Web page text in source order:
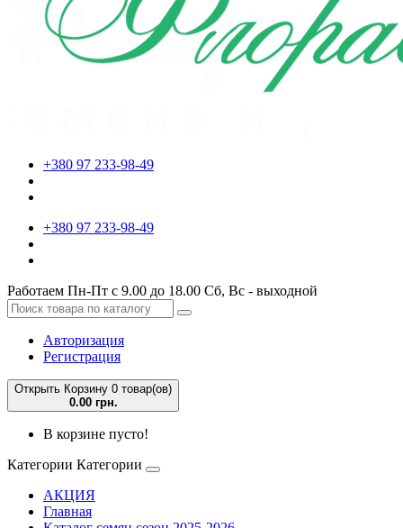
+380 97 233-98-49
+380 97 233-98-49
Работаем Пн-Пт с 9.00 до 18.00 Сб, Вс - выходной
Авторизация
Регистрация
Открыть Корзину 0 товар(ов)
0.00 грн.
В корзине пусто!
Категории Категории
АКЦИЯ
Главная